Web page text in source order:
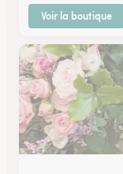
Voir la boutique